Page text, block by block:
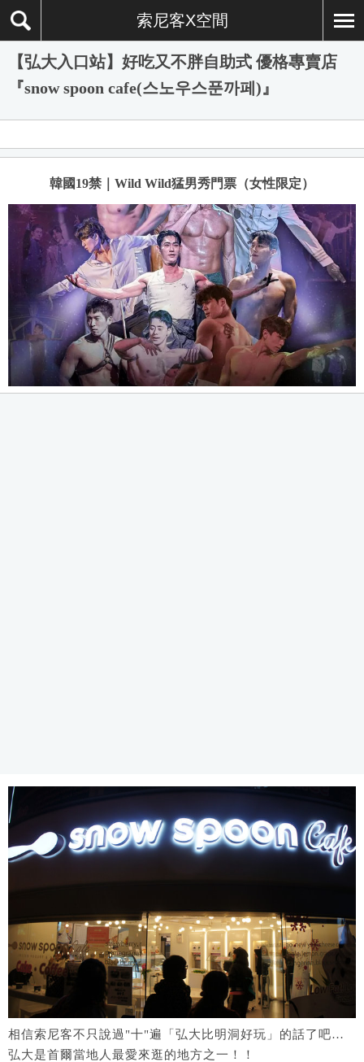
索尼客X空間
【弘大入口站】好吃又不胖自助式 優格專賣店
『snow spoon cafe(스노우스푼까페)』
韓國19禁｜Wild Wild猛男秀門票（女性限定）
相信索尼客不只說過"十"遍「弘大比明洞好玩」的話了吧…
弘大是首爾當地人最愛來逛的地方之一！！